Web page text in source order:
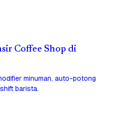
Coffee Shop di
minuman, auto-potong
barista.